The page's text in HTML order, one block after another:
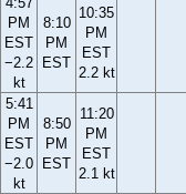
PM
EST
−2.2
kt
8:10
PM
EST
10:35
PM
EST
2.2 kt
5:41
PM
EST
−2.0
kt
8:50
PM
EST
11:20
PM
EST
2.1 kt